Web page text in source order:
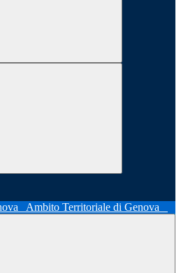
Ambito Territoriale di Genova